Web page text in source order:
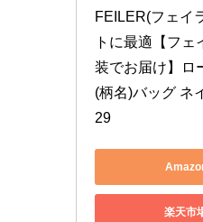
FEILER(フェイ
トに最適【フ
装でお届け】ロ
(柄名)バッグ ネ
29
楽天市